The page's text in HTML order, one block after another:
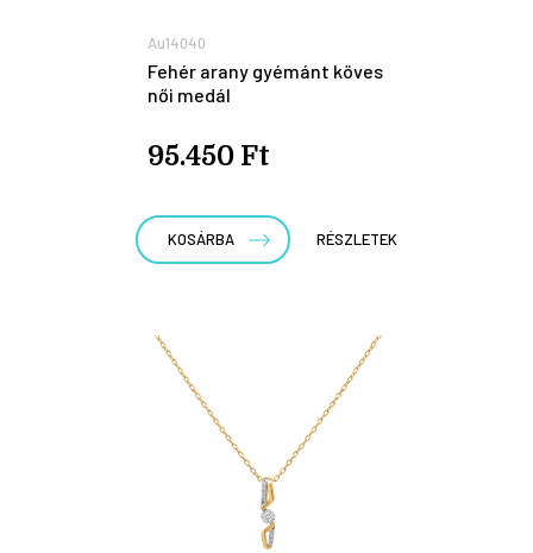
Au14040
Fehér arany gyémánt köves
női medál
95.450 Ft
KOSÁRBA RÉSZLETEK